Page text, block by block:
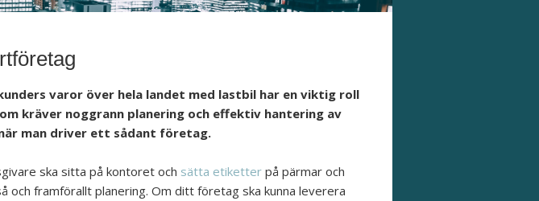
varor över hela landet med lastbil har en viktig roll
kräver noggrann planering och effektiv hantering av
man driver ett sådant företag.
ska sitta på kontoret och sätta etiketter på pärmar och
och framförallt planering. Om ditt företag ska kunna leverera